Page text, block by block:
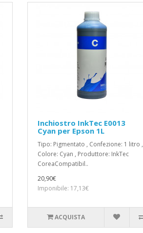
Inchiostro InkTec E0013
Cyan per Epson 1L
Tipo: Pigmentato , Confezione: 1 litro ,
Colore: Cyan , Produttore: InkTec
CoreaCompatibil..
20,90€
Imponibile: 17,13€
ACQUISTA